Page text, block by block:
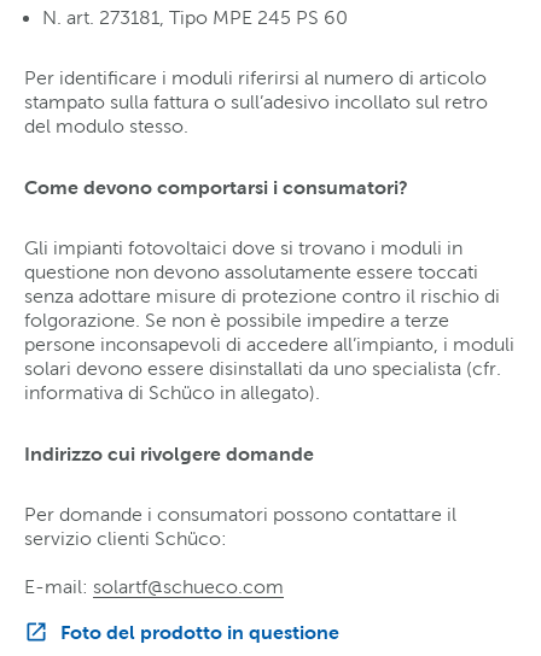
N. art. 273181, Tipo MPE 245 PS 60
Per identificare i moduli riferirsi al numero di articolo
stampato sulla fattura o sull’adesivo incollato sul retro
del modulo stesso.
Come devono comportarsi i consumatori?
Gli impianti fotovoltaici dove si trovano i moduli in
questione non devono assolutamente essere toccati
senza adottare misure di protezione contro il rischio di
folgorazione. Se non è possibile impedire a terze
persone inconsapevoli di accedere all’impianto, i moduli
solari devono essere disinstallati da uno specialista (cfr.
informativa di Schüco in allegato).
Indirizzo cui rivolgere domande
Per domande i consumatori possono contattare il
servizio clienti Schüco:
E-mail: solartf@schueco com
Foto del prodotto in questione